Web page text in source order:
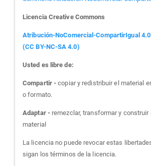
Licencia Creative Commons
Atribución-NoComercial-CompartirIgual 4.0
(CC BY-NC-SA 4.0)
Usted es libre de:
Compartir -copiar y redistribuir el material
o formato.
Adaptar -remezclar, transformar y construir
material
La licencia no puede revocar estas
sigan los términos de la licencia.